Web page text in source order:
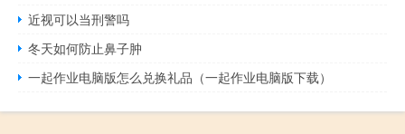
近视可以当刑警吗
冬天如何防止鼻子肿
一起作业电脑版怎么兑换礼品（一起作业电脑版下载）